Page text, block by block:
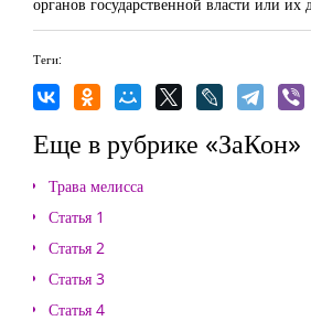
Теги:
Еще в рубрике «ЗаКон»
Трава мелисса
Статья 1
Статья 2
Статья 3
Статья 4